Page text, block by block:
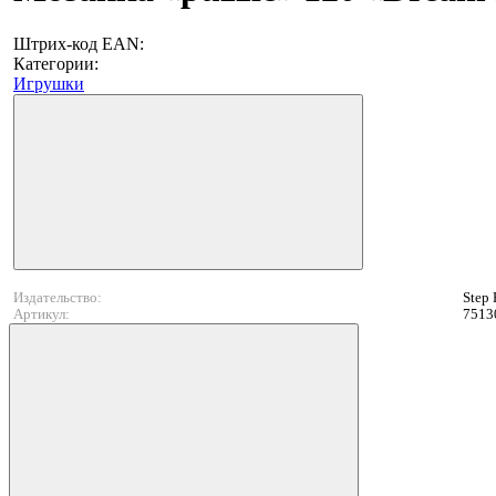
Штрих-код EAN:
Категории:
Игрушки
Издательство:
Step
Артикул: